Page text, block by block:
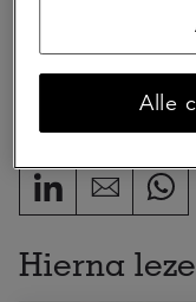
Deel dit artikel
Hierna
Alle